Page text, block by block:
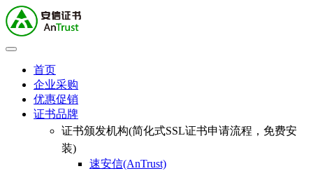
首页
企业采购
优惠促销
证书品牌
证书颁发机构(简化式SSL证书申请流程，免费安
装)
速安信(AnTrust)